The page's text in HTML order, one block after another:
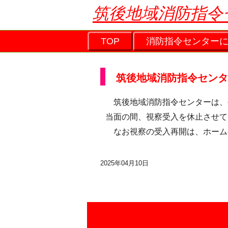
筑後地域消防指
TOP 消防指令センター
筑後地域消防指令セン
筑後地域消防指令センターは、
当面の間、視察受入を休止させ
なお視察の受入再開は、ホーム
2025年04月10日